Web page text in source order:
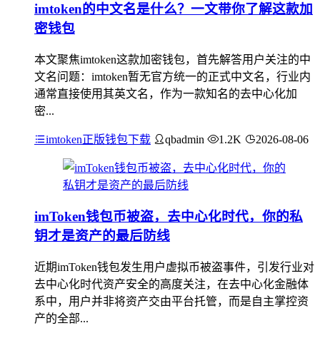
imtoken的中文名是什么？一文带你了解这款加
密钱包
本文聚焦imtoken这款加密钱包，首先解答用户关注的中
文名问题：imtoken暂无官方统一的正式中文名，行业内
通常直接使用其英文名，作为一款知名的去中心化加
密...
imtoken正版钱包下载 qbadmin 1.2K 2026-08-06
imToken钱包币被盗，去中心化时代，你的私
钥才是资产的最后防线
近期imToken钱包发生用户虚拟币被盗事件，引发行业对
去中心化时代资产安全的高度关注，在去中心化金融体
系中，用户并非将资产交由平台托管，而是自主掌控资
产的全部...